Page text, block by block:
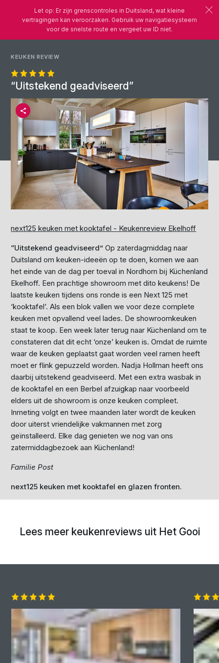
KEUKEN REVIEW
“Uitstekend geadviseerd”
next125 keuken met kooktafel - Keukenreview Ekelhoff
“Uitstekend geadviseerd”Op zaterdagmiddag naar
Duitsland om keuken-ideeën op te doen, komen we aan
het einde van de dag per toeval in Nordhorn bij Küchenland
Ekelhoff. Een prachtige showroom met dito keukens! De
laatste keuken tijdens ons ronde is een Next 125 met
‘kooktafel’. Als een blok vallen we voor deze complete
keuken met opvallend veel lades. De showroomkeuken
staat te koop. Een week later terug naar Küchenland om te
constateren dat dit echt ‘onze’ keuken is. Omdat de ruimte
waar de keuken geplaatst gaat worden veel ramen heeft
moet er flink gepuzzeld worden. Nadja Hollman heeft ons
daarbij uitstekend geadviseerd. Met een extra wasbak in
de kooktafel en een Berbel afzuigkap naar voorbeeld
elders uit de showroom is onze keuken compleet.
Inmeting volgt en twee maanden later wordt de keuken
door uiterst vriendelijke vakmannen met zorg
geïnstalleerd. Elke dag genieten we nog van ons
zatermiddagbezoek aan Küchenland!
Familie Post
next125 keuken met kooktafel en glazen fronten.
Lees meer keukenreviews uit Het Gooi
Let op: Er zijn grenscontroles in Duitsland, wat kleine
vertragingen kan veroorzaken. Gebruik uw navigatiesysteem
voor de snelste route en vergeet uw ID niet.